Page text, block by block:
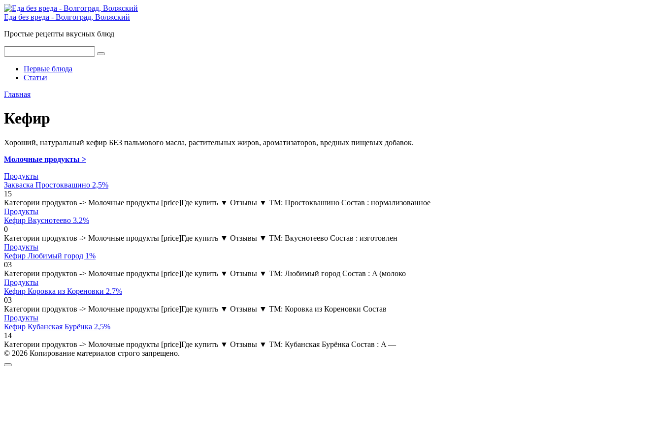
Перейти
к
Еда без вреда - Волгоград, Волжский
Простые рецепты вкусных блюд
Первые блюда
Статьи
Главная
Кефир
Хороший, натуральный кефир БЕЗ пальмового масла, растительных жиров, ароматизаторов, вредных пищевых добавок.
Молочные продукты >
Продукты
Закваска Простоквашино 2,5%
1 5
Категории продуктов -> Молочные продукты [price]Где купить ▼ Отзывы ▼ ТМ: Простоквашино Состав : нормализованное
Продукты
Кефир Вкуснотеево 3.2%
0
Категории продуктов -> Молочные продукты [price]Где купить ▼ Отзывы ▼ ТМ: Вкуснотеево Состав : изготовлен
Продукты
Кефир Любимый город 1%
03
Категории продуктов -> Молочные продукты [price]Где купить ▼ Отзывы ▼ ТМ: Любимый город Состав : A (молоко
Продукты
Кефир Коровка из Кореновки 2.7%
03
Категории продуктов -> Молочные продукты [price]Где купить ▼ Отзывы ▼ ТМ: Коровка из Кореновки Состав
Продукты
Кефир Кубанская Бурёнка 2,5%
14
Категории продуктов -> Молочные продукты [price]Где купить ▼ Отзывы ▼ ТМ: Кубанская Бурёнка Состав : A —
© 2026 Копирование материалов строго запрещено.